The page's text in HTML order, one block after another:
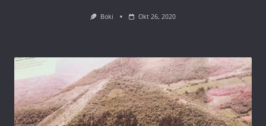
Boki Okt 26, 2020